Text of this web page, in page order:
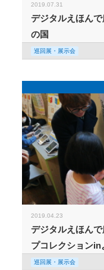
2019.07.31
デジタルえほん
の国
巡回展・展示会
2019.04.23
デジタルえほん
プコレクションin
巡回展・展示会